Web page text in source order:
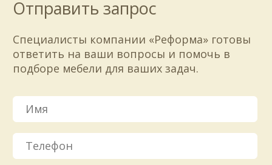
Отправить запрос
Специалисты компании «Реформа» готовы
ответить на ваши вопросы и помочь в
подборе мебели для ваших задач.